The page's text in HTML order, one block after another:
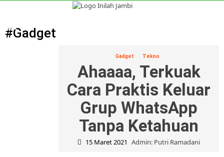
#Gadget
Gadget Tekno
Ahaaaa, Terkuak
Cara Praktis Keluar
Grup WhatsApp
Tanpa Ketahuan
15 Maret 2021 Admin: Putri Ramadani